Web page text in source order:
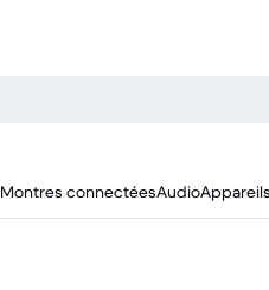
Montres connectéesAudio